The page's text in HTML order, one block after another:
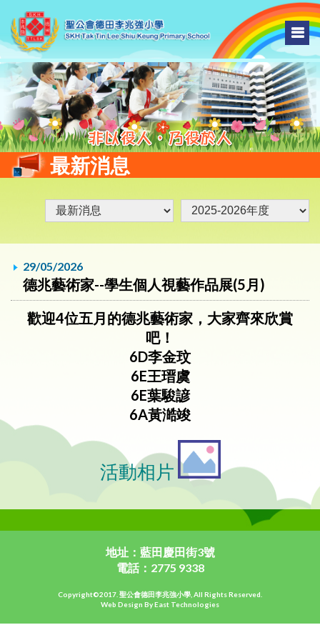
最新消息
29/05/2026
德兆藝術家--學生個人視藝作品展(5月)
歡迎4位五月的德兆藝術家，大家齊來欣賞
吧！
6D李金玟
6E王瑨虞
6E葉駿諺
6A黃澔竣
活動相片
地址：藍田慶田街3號
電話：2775 9338
Copyright©2017. 聖公會德田李兆強小學, All Rights Reserved.
Web Design By East Technologies